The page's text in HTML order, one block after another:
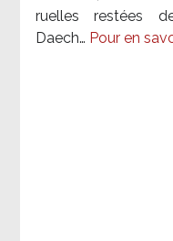
ruelles restées
Daech… Pour en